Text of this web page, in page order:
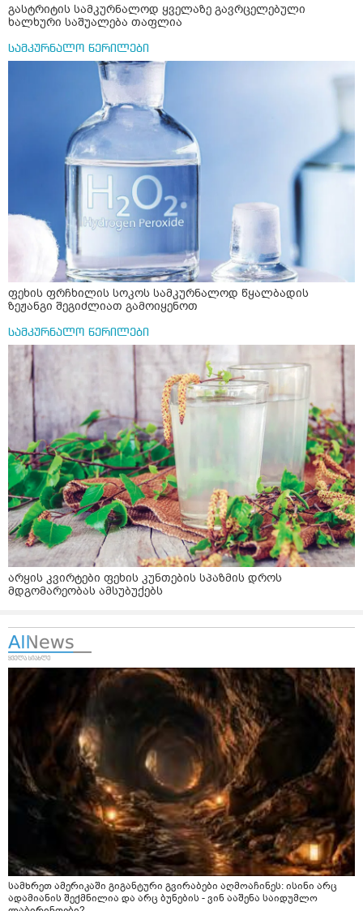
გასტრიტის სამკურნალოდ ყველაზე გავრცელებული
ხალხური საშუალება თაფლია
სამკურნალო წერილები
ფეხის ფრჩხილის სოკოს სამკურნალოდ წყალბადის
ზეჟანგი შეგიძლიათ გამოიყენოთ
სამკურნალო წერილები
არყის კვირტები ფეხის კუნთების სპაზმის დროს
მდგომარეობას ამსუბუქებს
სამხრეთ ამერიკაში გიგანტური გვირაბები აღმოაჩინეს: ისინი არც
ადამიანის შექმნილია და არც ბუნების - ვინ ააშენა საიდუმლო